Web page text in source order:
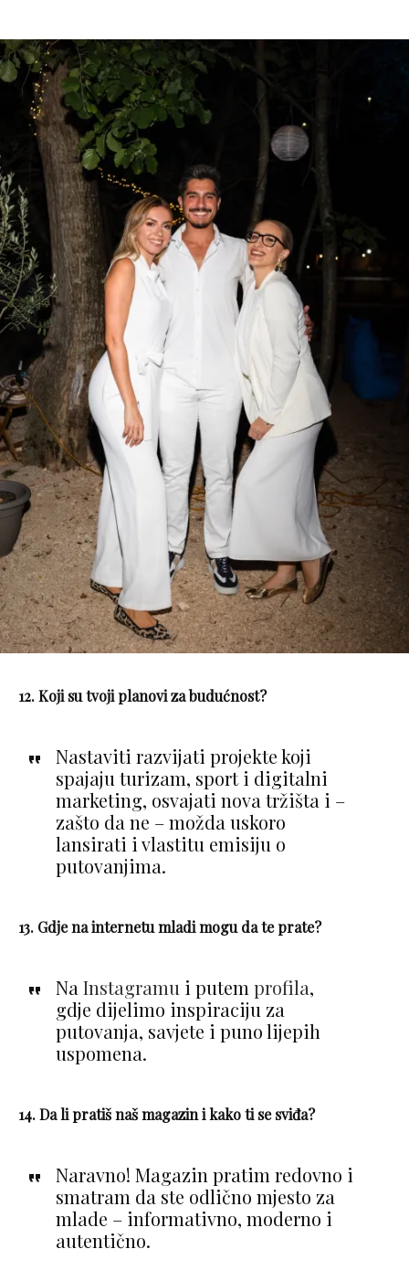
12. Koji su tvoji planovi za budućnost?
Nastaviti razvijati projekte koji
spajaju turizam, sport i digitalni
marketing, osvajati nova tržišta i –
zašto da ne – možda uskoro
lansirati i vlastitu emisiju o
putovanjima.
13. Gdje na internetu mladi mogu da te prate?
Na Instagramu i putem profila,
gdje dijelimo inspiraciju za
putovanja, savjete i puno lijepih
uspomena.
14. Da li pratiš naš magazin i kako ti se sviđa?
Naravno! Magazin pratim redovno i
smatram da ste odlično mjesto za
mlade – informativno, moderno i
autentično.